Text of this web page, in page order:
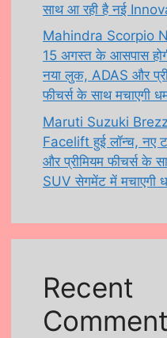
साथ आ रही है नई
Mahindra Scorpio
15 अगस्त के आसपास
नया लुक, ADAS और
फीचर्स के साथ मचाएगी
Maruti Suzuki
Facelift हुई लॉन्च, नए
और प्रीमियम फीचर्स के
SUV सेगमेंट में मचाएगी
Recent